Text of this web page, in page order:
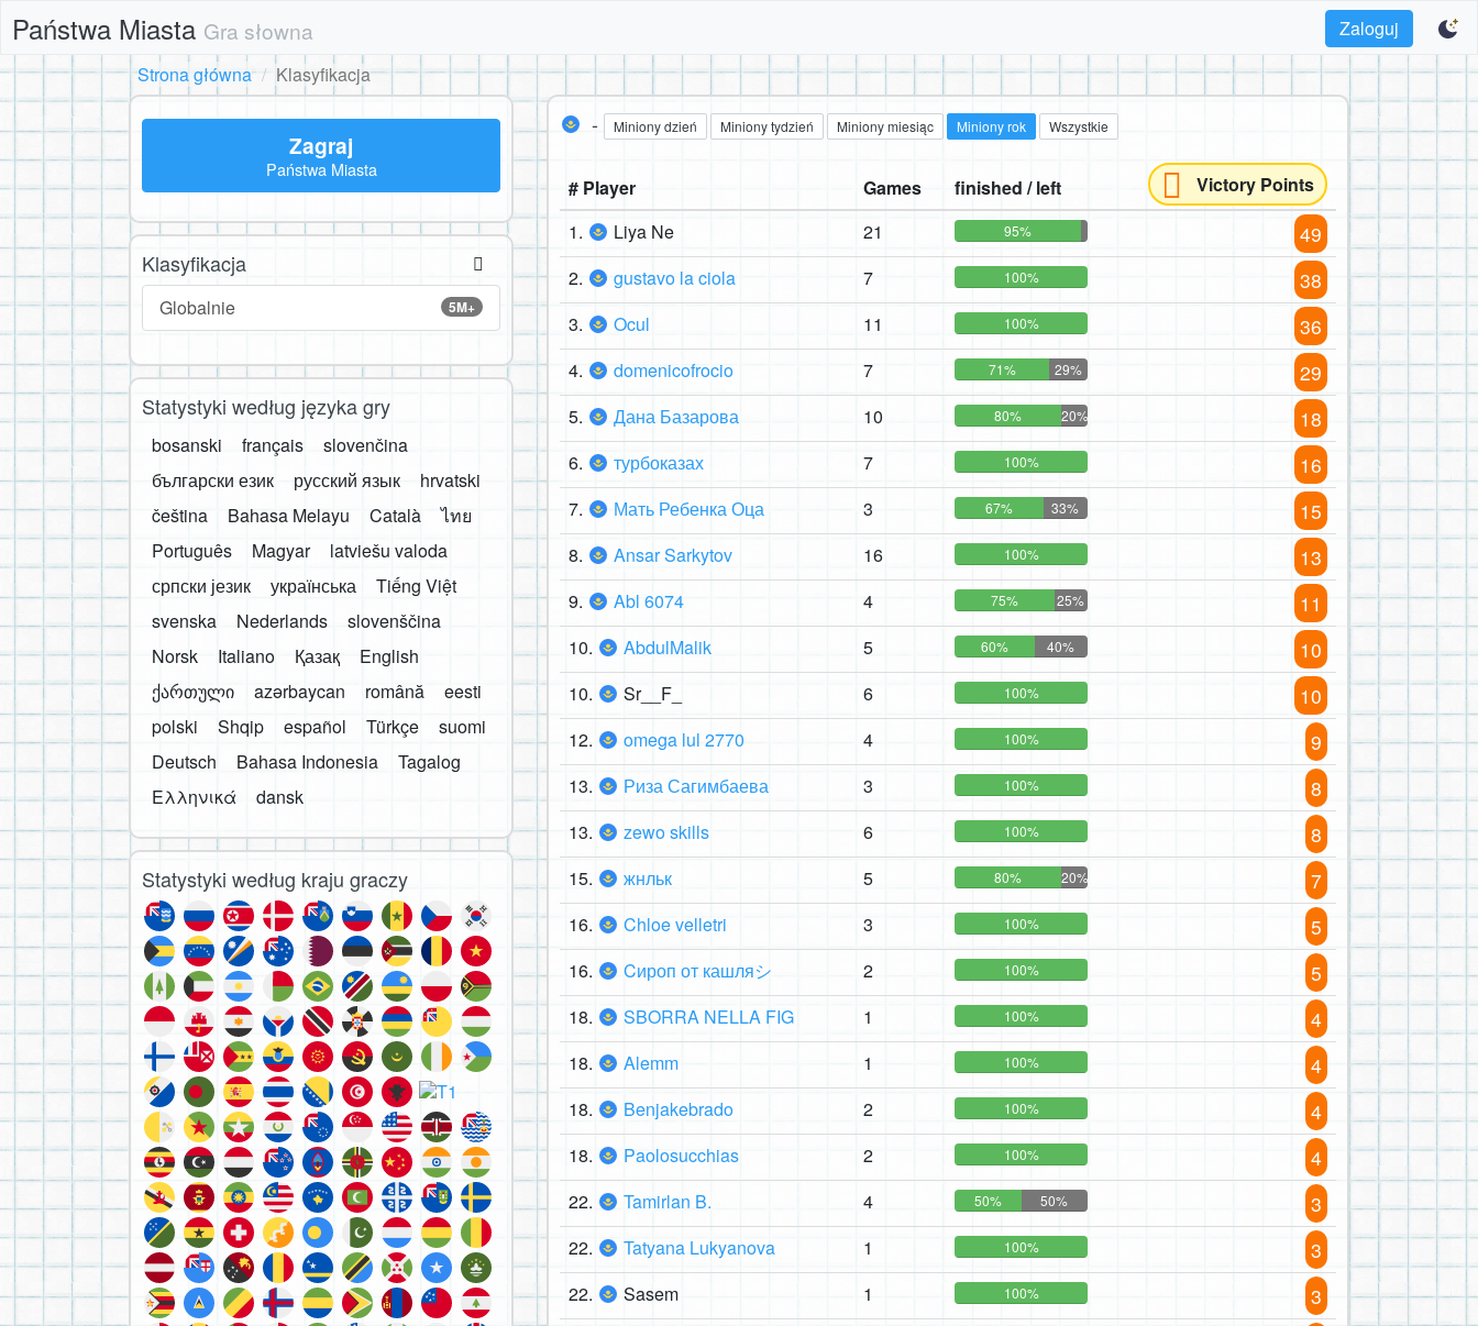
Państwa Miasta Gra słowna
Zaloguj
Strona główna
Klasyfikacja
- Miniony dzień Miniony tydzień Miniony miesiąc Miniony rok Wszystkie
# Player Games finished / left
Victory Points
1.
Liya Ne 21 95% 49
2. gustavo la ciola 7 100% 38
3. Ocul 11 100% 36
4. domenicofrocio 7 71% 29% 29
5. Дана Базарова 10 80% 20% 18
6. турбоказах 7 100% 16
7. Мать Ребенка Оца 3 67% 33% 15
8. Ansar Sarkytov 16 100% 13
9. Abl 6074 4 75% 25% 11
10. AbdulMalik 5 60% 40% 10
10. Sr__F_ 6 100% 10
12. omega lul 2770 4 100% 9
13. Риза Сагимбаева 3 100% 8
13. zewo skills 6 100% 8
15. жнльк 5 80% 20% 7
16. Chloe velletri 3 100% 5
16. Cироп оᴛ кашляシ 2 100% 5
18. SBORRA NELLA FIG 1 100% 4
18. Alemm 1 100% 4
18. Benjakebrado 2 100% 4
18. Paolosucchias 2 100% 4
22. Tamirlan B. 4 50% 50% 3
22. Tatyana Lukyanova 1 100% 3
22. Sasem 1 100% 3
Zagraj
Państwa Miasta
Klasyfikacja
5M+
Globalnie
Statystyki według języka gry
bosanski français
slovenčina
български език
русский язык
hrvatski
čeština
Bahasa Melayu Català
ไทย
Português
Magyar
latviešu valoda
српски језик
українська
Tiếng Việt
svenska
Nederlands
slovenščina
Norsk
Italiano Қазақ
English
ქართული
azərbaycan română
eesti
polski
Shqip español Türkçe
suomi
Deutsch
Bahasa Indonesia
Tagalog
Ελληνικά
dansk
Statystyki według kraju graczy